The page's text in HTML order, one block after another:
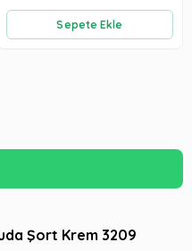
Sepete Ekle
Şort Krem 3209